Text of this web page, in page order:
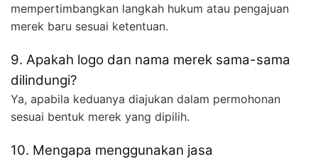
mempertimbangkan langkah hukum atau pengajuan
merek baru sesuai ketentuan.
9. Apakah logo dan nama merek sama-sama
dilindungi?
Ya, apabila keduanya diajukan dalam permohonan
sesuai bentuk merek yang dipilih.
10. Mengapa menggunakan jasa